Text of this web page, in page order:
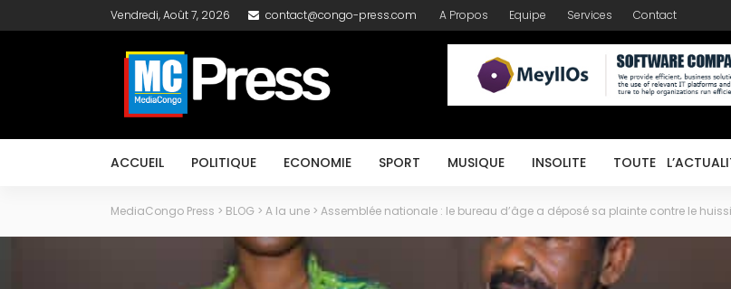
Vendredi, Août 7, 2026 contact@congo-press.com A Propos Equipe Services Contact
ACCUEIL POLITIQUE ECONOMIE SPORT MUSIQUE INSOLITE TOUTE
MediaCongo Press > BLOG > A la une > Assemblée nationale : le bureau d’âge a déposé sa plainte contre le